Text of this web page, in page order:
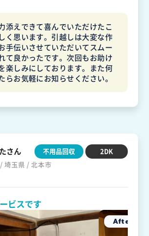
添えできて喜んでいただけたこ
く思います。引越しは大変な作
手伝いさせていただいてスムー
て良かったです。次回もお助け
楽しみにしております。また何
らお気軽にお知らせください。
さん
埼玉県 / 北本市
不用品回収 2DK
ビスです